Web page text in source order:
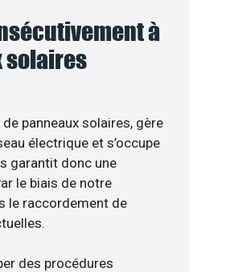
à
solaires
panneaux solaires, gère
électrique et s’occupe
garantit donc une
le biais de notre
le raccordement de
des procédures